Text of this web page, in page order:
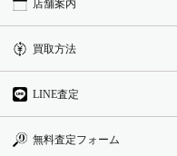
店舗案内
買取方法
LINE査定
無料査定フォーム